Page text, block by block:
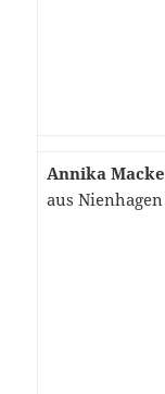
Annika Macke
aus Nienhagen